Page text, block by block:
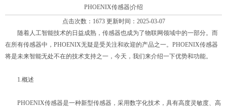
PHOENIX传感器|介绍
点击次数：1673 更新时间：2025-03-07
随着人工智能技术的日益成熟，传感器也成为了物联网领域中的一部分。而
在所有传感器中，PHOENIX无疑是受关注和欢迎的产品之一。PHOENIX传感器
将是未来智能无处不在的技术支持之一，今天，我们来介绍一下优势和功能。
1.概述
PHOENIX传感器是一种新型传感器，采用数字化技术，具有高度灵敏度、高